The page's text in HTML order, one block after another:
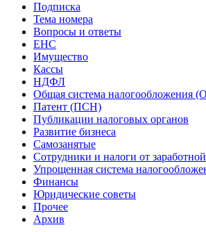
Подписка
Тема номера
Вопросы и ответы
ЕНС
Имущество
Кассы
НДФЛ
Общая система налогообложения
Патент (ПСН)
Публикации налоговых органов
Развитие бизнеса
Самозанятые
Сотрудники и налоги от
Упрощенная система
Финансы
Юридические советы
Прочее
Архив